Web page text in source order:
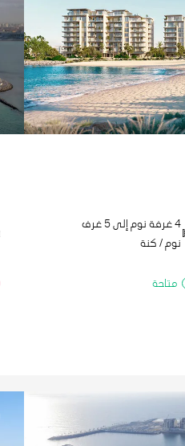
4 غرفة نوم إلى 5 غرف
نوم / كنة
متاحة